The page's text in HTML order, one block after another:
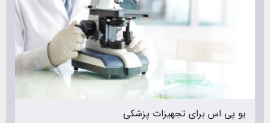
یو پی اس برای تجهیزات پزشکی